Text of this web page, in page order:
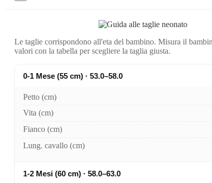
Le taglie corrispondono all'eta del bambino. Misura il
valori con la tabella per scegliere la taglia giusta.
0-1 Mese (55 cm) · 53.0–58.0
Petto (cm)
Vita (cm)
Fianco (cm)
Lung. cavallo (cm)
1-2 Mesi (60 cm) · 58.0–63.0